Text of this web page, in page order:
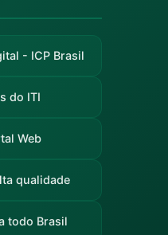
- ICP Brasil
do ITI
Web
qualidade
todo Brasil